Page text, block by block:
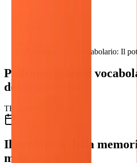
Padroneggiare il vocabolario: Il
Padroneggiare il
dei cruciverba
TE
Il problema della
meccanica